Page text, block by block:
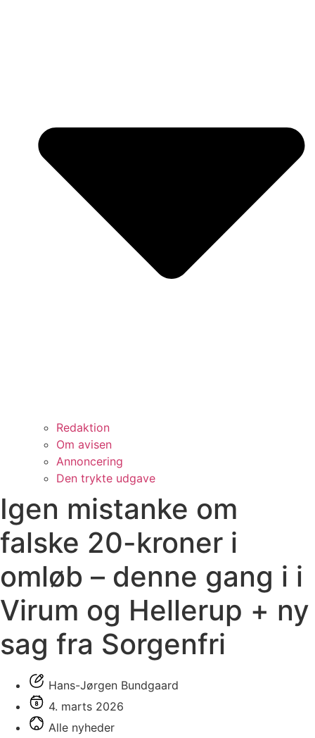
Redaktion
Om avisen
Annoncering
Den trykte udgave
Igen mistanke om
falske 20-kroner i
omløb – denne gang i i
Virum og Hellerup + ny
sag fra Sorgenfri
Hans-Jørgen Bundgaard
4. marts 2026
Alle nyheder